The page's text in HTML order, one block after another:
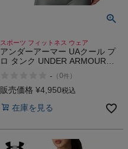
スポーツ フィットネス ウェア
アンダーアーマー UAクール プ
ロ タンク UNDER ARMOUR
- （0件 ）
販売価格 ¥4,950税込
在庫を見る